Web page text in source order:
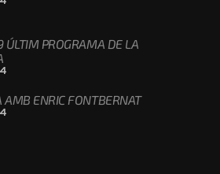
ÚLTIM PROGRAMA DE LA
AMB ENRIC FONTBERNAT